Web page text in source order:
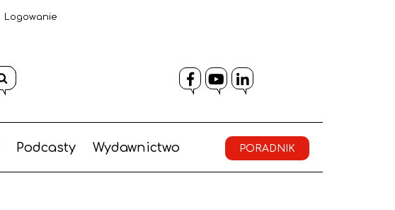
Logowanie
Facebook
YouTube
LinkedIn
Podcasty Wydawnictwo PORADNIK